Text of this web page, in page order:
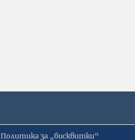
Политика за „бисквитки“